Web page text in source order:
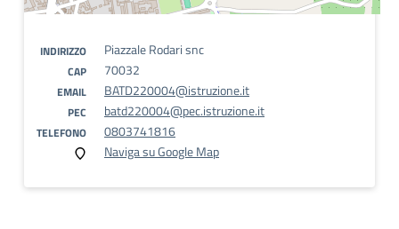
INDIRIZZO Piazzale Rodari snc
CAP 70032
EMAIL BATD220004@istruzione.it
PEC batd220004@pec.istruzione.it
TELEFONO
0803741816
Naviga su Google Map